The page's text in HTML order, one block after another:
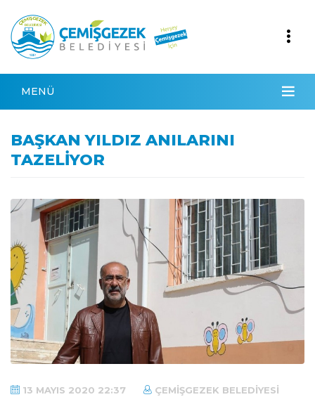
MENÜ
BAŞKAN YILDIZ ANILARINI
TAZELİYOR
13 MAYIS 2020 22:37
ÇEMIŞGEZEK BELEDIYESI